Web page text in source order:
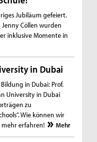
Jubiläum gefeiert.
Cöllen wurden
inklusive Momente in
in Dubai
in Dubai: Prof.
University in Dubai
zu
Wie können wir
mehr erfahren!
Mehr